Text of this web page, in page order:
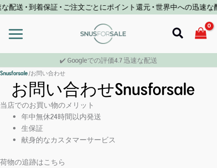
コ
ン
ツ
ス
プ
• 到着保証 • ご注文ごとにポイント還元 • 世界中への迅速な
検
✔️ Googleでの評価4.7 迅速な配送
Snusforsale/お問い合わせ
お問い合わせSnusforsale
当店でのお買い物のメリット
年中無休24時間以内発送
生保証
献身的なカスタマーサービス
荷物の追跡はこちら